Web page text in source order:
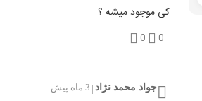
کی موجود میشه ؟
0
0
جواد محمد نژاد 3 ماه پیش